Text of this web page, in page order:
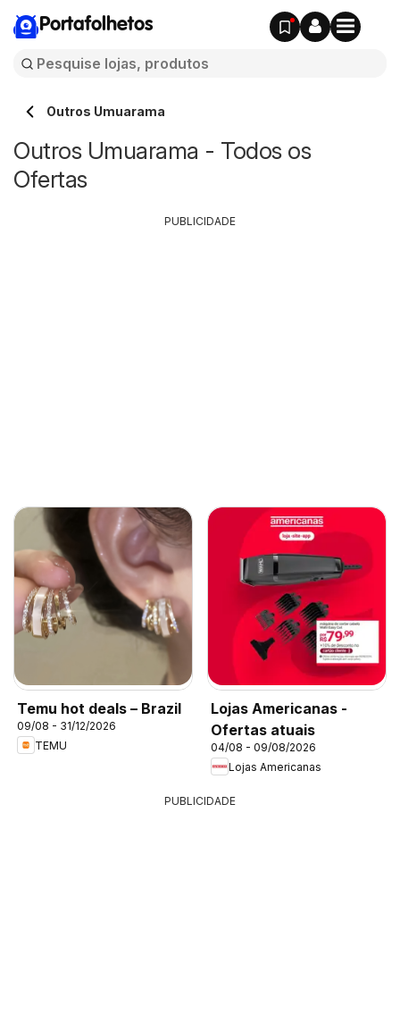
Portafolhetos
Outros Umuarama
Outros Umuarama - Todos os
Ofertas
Temu hot deals – Brazil
09/08 - 31/12/2026
TEMU
Lojas Americanas -
Ofertas atuais
04/08 - 09/08/2026
Lojas Americanas
PUBLICIDADE
PUBLICIDADE